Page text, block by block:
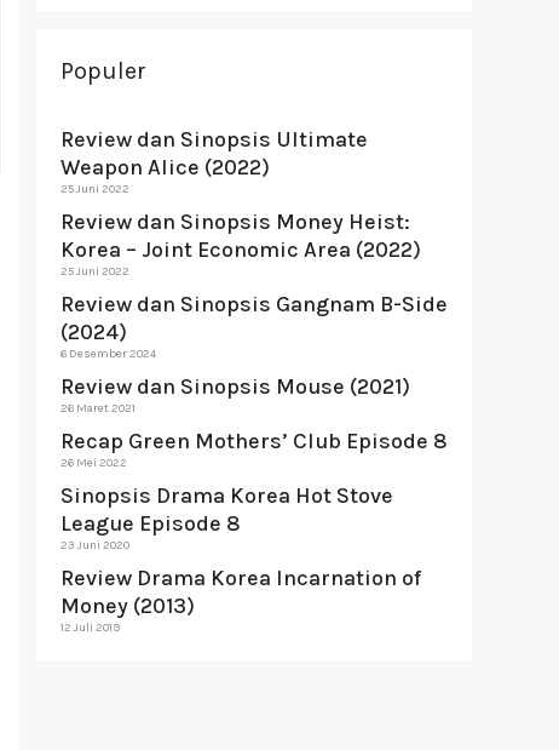
Populer
Review dan Sinopsis Ultimate
Weapon Alice (2022)
25 Juni 2022
Review dan Sinopsis Money Heist:
Korea – Joint Economic Area (2022)
25 Juni 2022
Review dan Sinopsis Gangnam B-Side
(2024)
6 Desember 2024
Review dan Sinopsis Mouse (2021)
26 Maret 2021
Recap Green Mothers’ Club Episode 8
26 Mei 2022
Sinopsis Drama Korea Hot Stove
League Episode 8
23 Juni 2020
Review Drama Korea Incarnation of
Money (2013)
12 Juli 2019